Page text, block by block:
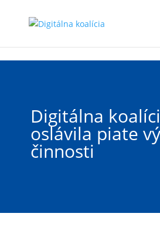
Digitálna
oslávila piate
činnosti